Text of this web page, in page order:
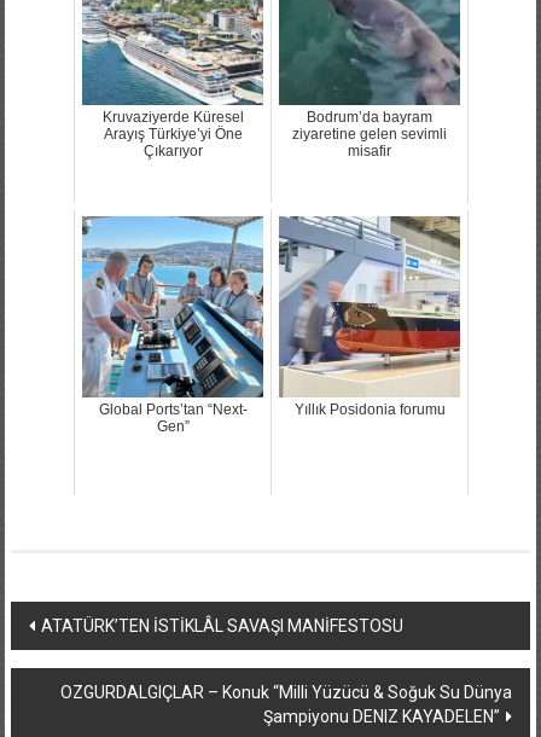
Kruvaziyerde Küresel
Arayış Türkiye’yi Öne
Çıkarıyor
Bodrum’da bayram
ziyaretine gelen sevimli
misafir
Global Ports’tan “Next-
Gen”
Yıllık Posidonia forumu
Yazı
dolaşımı
ATATÜRK’TEN İSTİKLÂL SAVAŞI MANİFESTOSU
OZGURDALGIÇLAR – Konuk “Milli Yüzücü & Soğuk Su Dünya
Şampiyonu DENIZ KAYADELEN”